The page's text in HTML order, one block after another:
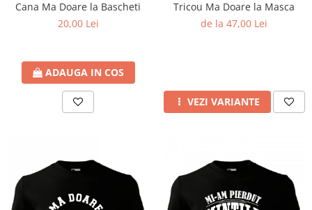
Cana Ma Doare la Bascheti
20,00 Lei
ADAUGA IN COS
Tricou Ma Doare la Masca
de la 47,00 Lei
VEZI VARIANTE